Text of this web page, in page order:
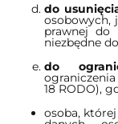
do
osobowych,
prawnej do
niezbędne
do
18 RODO),
osoba,